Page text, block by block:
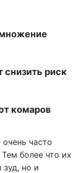
снизить риск
комаров
часто
Тем более что их
зуд, но и